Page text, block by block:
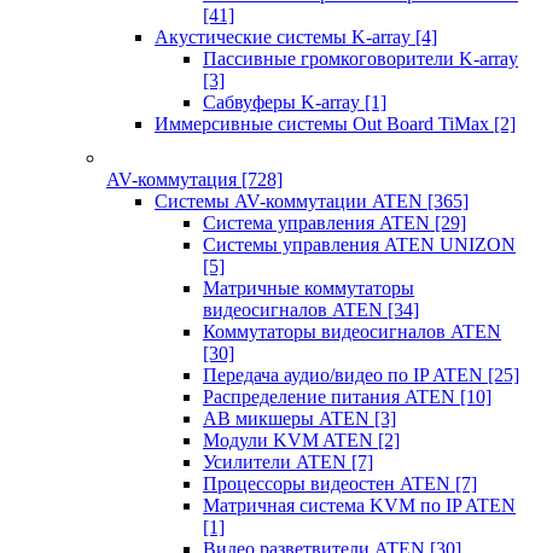
[41]
Акустические системы K-array [4]
Пассивные громкоговорители K-array
[3]
Сабвуферы K-array [1]
Иммерсивные системы Out Board TiMax [2]
AV-коммутация [728]
Системы AV-коммутации ATEN [365]
Система управления ATEN [29]
Системы управления ATEN UNIZON
[5]
Матричные коммутаторы
видеосигналов ATEN [34]
Коммутаторы видеосигналов ATEN
[30]
Передача аудио/видео по IP ATEN [25]
Распределение питания ATEN [10]
АВ микшеры ATEN [3]
Модули KVM ATEN [2]
Усилители ATEN [7]
Процессоры видеостен ATEN [7]
Матричная система KVM по IP ATEN
[1]
Видео разветвители ATEN [30]